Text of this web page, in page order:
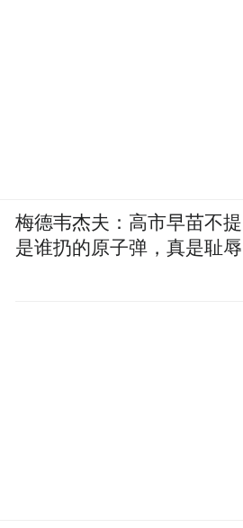
梅德韦杰夫：高市早苗不提
是谁扔的原子弹，真是耻辱